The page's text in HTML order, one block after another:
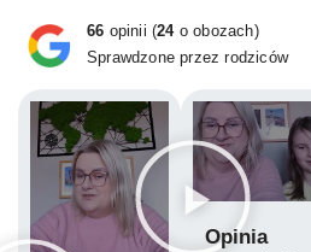
66 opinii (24o obozach)
Sprawdzone przez rodziców
Opinia